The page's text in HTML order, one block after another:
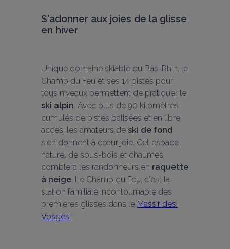
S'adonner aux joies de la glisse
en hiver
Unique domaine skiable du Bas-Rhin, le
Champ du Feu et ses 14 pistes pour
ski alpin. Avec plus de 90 kilomètres
cumulés de pistes balisées et en libre
accès, les amateurs de ski de fond
s'en donnent à cœur joie. Cet espace
naturel de sous-bois et chaumes
comblera les randonneurs en raquette
à neige. Le Champ du Feu, c'est la
station familiale incontournable des
premières glisses dans le Massif des
Vosges !